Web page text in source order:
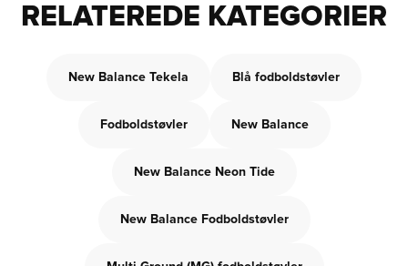
RELATEREDE KATEGORIER
New Balance Tekela Blå fodboldstøvler
Fodboldstøvler New Balance
New Balance Neon Tide
New Balance Fodboldstøvler